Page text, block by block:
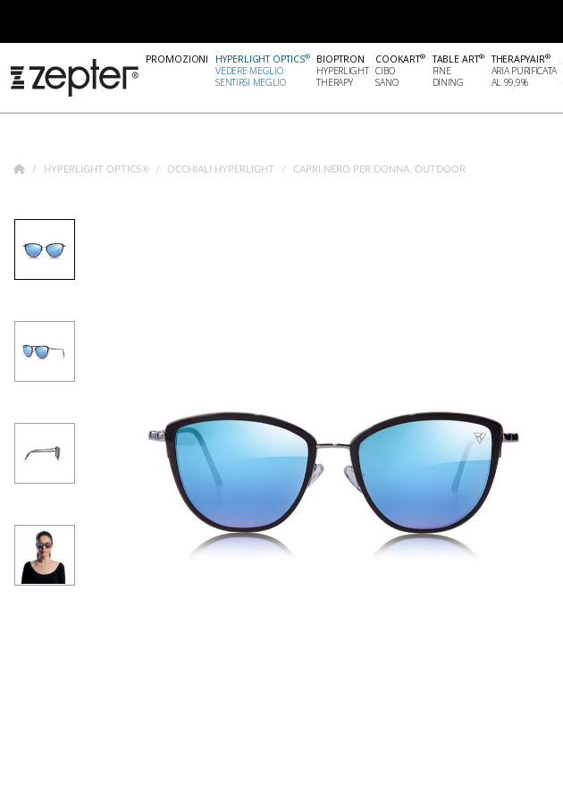
PROMOZIONI HYPERLIGHT OPTICS®
VEDERE MEGLIO
SENTIRSI MEGLIO
BIOPTRON
HYPERLIGHT
THERAPY
COOKART®
CIBO
SANO
TABLE ART®
FINE
DINING
THERAPYAIR®
ARIA PURIFICATA
AL 99,9%
HYPERLIGHT OPTICS® OCCHIALI HYPERLIGHT CAPRI NERO PER DONNA, OUTDOOR